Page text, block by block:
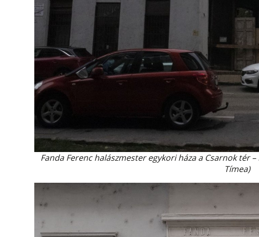
Fanda Ferenc halászmester egykori háza a Csarnok tér
Tímea)